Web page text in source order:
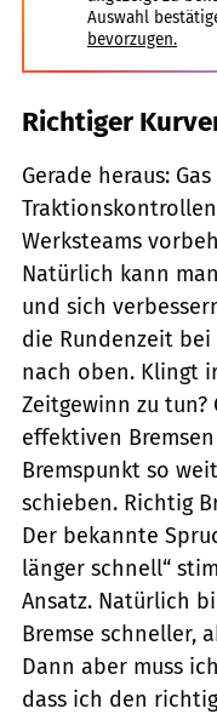
Auswahl
bevorzugen.
Richtiger
Gerade heraus:
Werksteams
Natürlich kann
und sich
die Rundenzeit
nach oben. Klingt
Zeitgewinn zu tun?
effektiven
Bremspunkt so
schieben. Richtig
Der bekannte
länger schnell“
Ansatz. Natürlich
Bremse schneller,
Dann aber muss
dass ich den